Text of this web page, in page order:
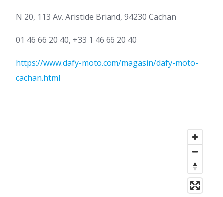
N 20, 113 Av. Aristide Briand, 94230 Cachan
01 46 66 20 40, +33 1 46 66 20 40
https://www.dafy-moto.com/magasin/dafy-moto-
cachan.html